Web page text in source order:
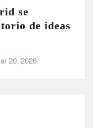
se
de ideas
20, 2026